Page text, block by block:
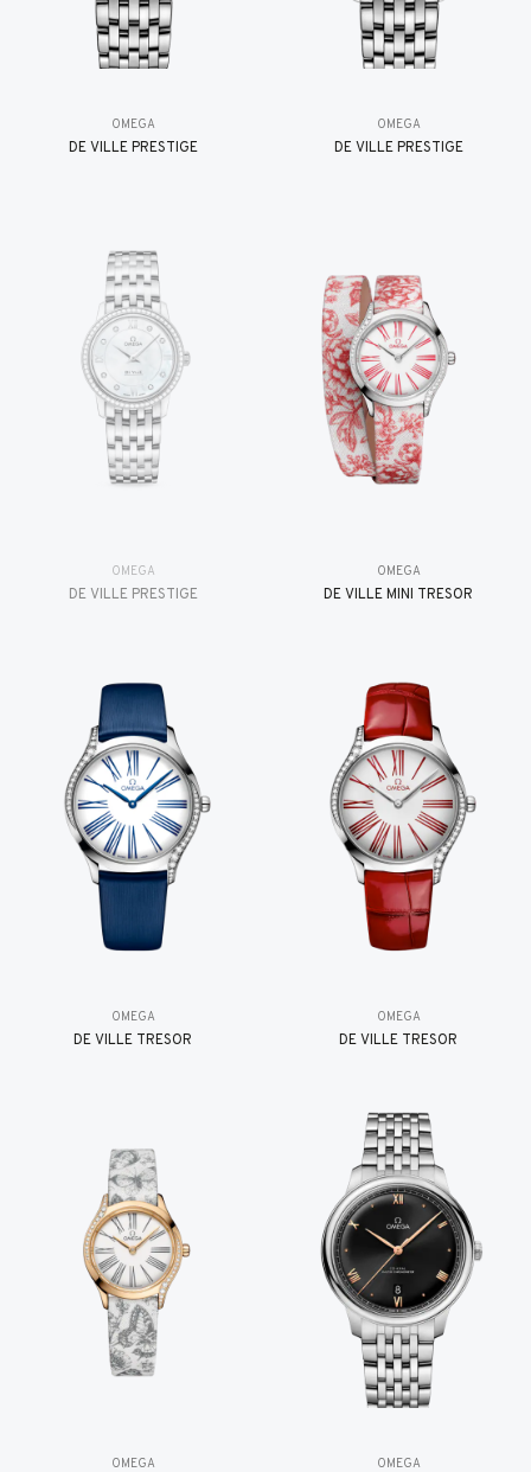
OMEGA
DE VILLE PRESTIGE
OMEGA
DE VILLE PRESTIGE
OMEGA
DE VILLE PRESTIGE
OMEGA
DE VILLE MINI TRÉSOR
OMEGA
DE VILLE TRESOR
OMEGA
DE VILLE TRESOR
OMEGA OMEGA